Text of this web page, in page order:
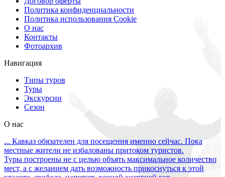
Политика конфиденциальности
Политика использования Cookie
О нас
Контакты
Фотоархив
Навигация
Типы туров
Туры
Экскурсии
Сезон
О нас
... Кавказ обязателен для посещения именно сейчас. Пока
местные жители не избалованы притоком туристов.
Туры построены не с целью объять максимальное количество
мест, а с желанием дать возможность прикоснуться к этой